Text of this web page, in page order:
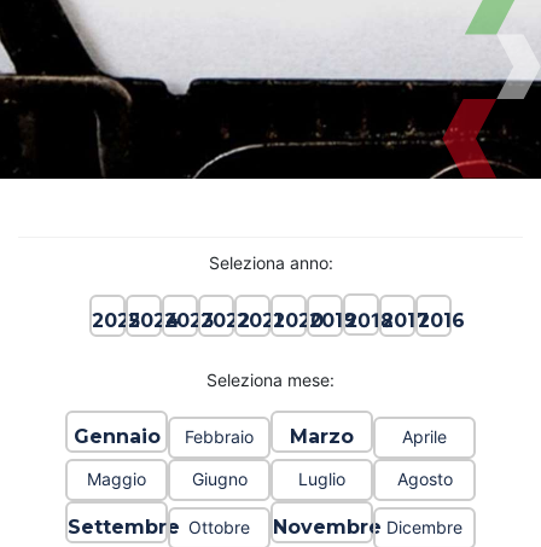
Seleziona anno:
2025202420232022202120202019201820172016
Seleziona mese:
Gennaio Febbraio Marzo Aprile
Maggio Giugno Luglio Agosto
Settembre Ottobre Novembre Dicembre